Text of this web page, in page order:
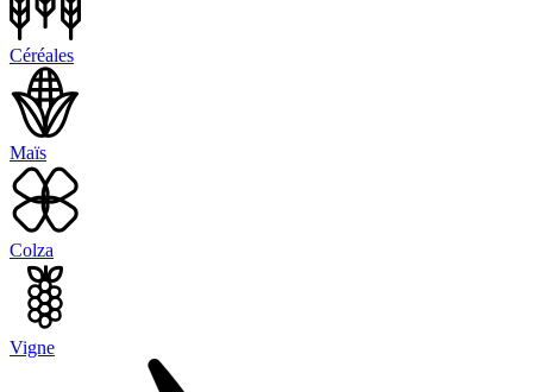
Céréales
Maïs
Colza
Vigne